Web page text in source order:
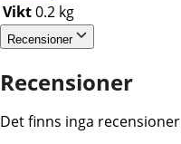
Vikt0.2 kg
Recensioner
Recensioner
Det finns inga